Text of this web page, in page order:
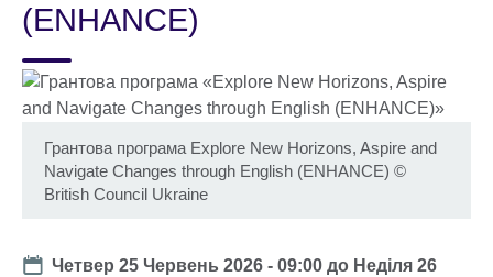
(ENHANCE)
Грантова програма Explore New Horizons, Aspire and
Navigate Changes through English (ENHANCE) ©
British Council Ukraine
Date
Четвер 25 Червень 2026 - 09:00 до Неділя 26